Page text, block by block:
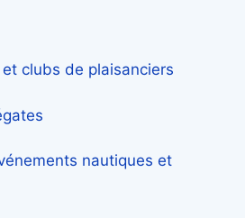
clubs de plaisanciers
nautiques et